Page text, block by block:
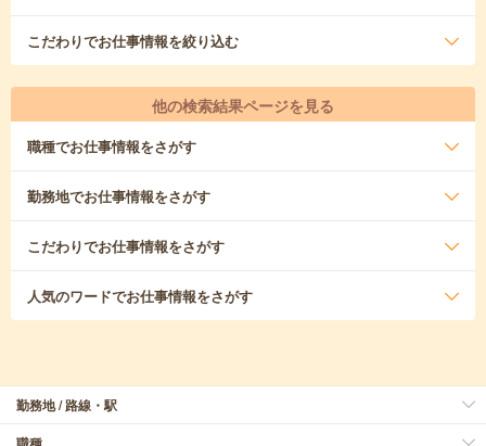
こだわりでお仕事情報を絞り込む
他の検索結果ページを見る
職種でお仕事情報をさがす
勤務地でお仕事情報をさがす
こだわりでお仕事情報をさがす
人気のワードでお仕事情報をさがす
勤務地 / 路線・駅